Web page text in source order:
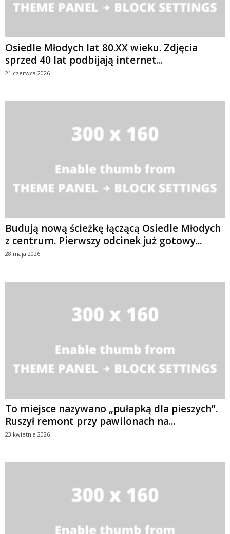
Osiedle Młodych lat 80.XX wieku. Zdjęcia
sprzed 40 lat podbijają internet...
21 czerwca 2026
Budują nową ścieżkę łączącą Osiedle Młodych
z centrum. Pierwszy odcinek już gotowy...
28 maja 2026
To miejsce nazywano „pułapką dla pieszych”.
Ruszył remont przy pawilonach na...
23 kwietnia 2026